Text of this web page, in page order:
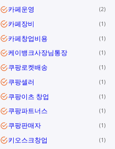
카페운영 2
카페장비 1
카페창업비용 1
케이뱅크사장님통장 1
쿠팡로켓배송 1
쿠팡셀러 1
쿠팡이츠 창업 1
쿠팡파트너스 1
쿠팡판매자 1
키오스크창업 1